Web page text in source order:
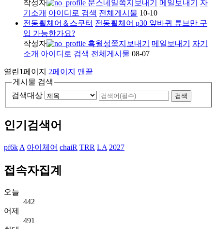
작성자
문스네일쪽지보내기 메일보내기
자
기소개 아이디로 검색 전체게시물 10-10
전동휠체어＆스쿠터 전동휠체어 p30 앞바퀴 튜브만 구
입 가능한가요?
작성자
흑월성쪽지보내기 메일보내기
자기
소개 아이디로 검색 전체게시물 08-07
열린1페이지 2페이지
맨끝
게시물 검색
검색대상
검색
인기검색어
pf6k A 아이체어 chaiR TRR LA 2027
접속자집계
오늘
442
어제
491